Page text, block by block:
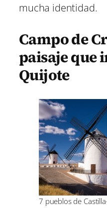
mucha identidad.
Campo de
paisaje que
Quijote
7 pueblos de